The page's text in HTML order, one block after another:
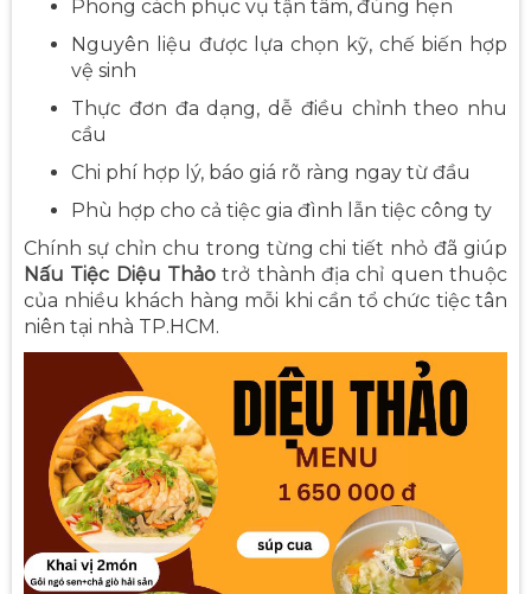
Phong cách phục vụ tận tâm, đúng hẹn
Nguyên liệu được lựa chọn kỹ, chế biến hợp
vệ sinh
Thực đơn đa dạng, dễ điều chỉnh theo nhu
cầu
Chi phí hợp lý, báo giá rõ ràng ngay từ đầu
Phù hợp cho cả tiệc gia đình lẫn tiệc công ty
Chính sự chỉn chu trong từng chi tiết nhỏ đã giúp
Nấu Tiệc Diệu Thảo trở thành địa chỉ quen thuộc
của nhiều khách hàng mỗi khi cần tổ chức tiệc tân
niên tại nhà TP.HCM.